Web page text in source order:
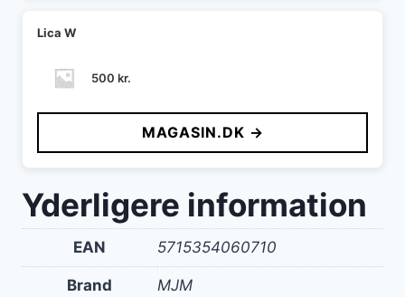
Lica W
500 kr.
MAGASIN.DK →
Yderligere information
EAN 5715354060710
Brand MJM